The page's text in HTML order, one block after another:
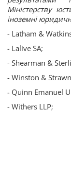
Міністерству
іноземні
- Latham &
- Lalive SA;
- Shearman &
- Winston &
- Quinn Emanuel
- Withers LLP;